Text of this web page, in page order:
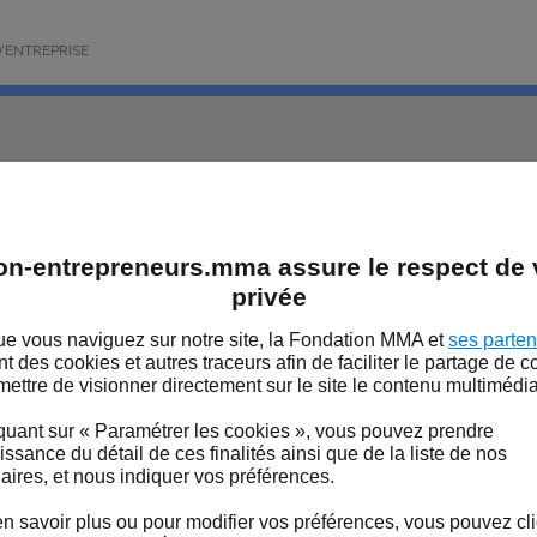
FONDATION MMA
DE LA FONDATION MMA
GESTION MANAGEMENT PORTRAIT RSE
VEILLE
M. AZAM P. BAUDIN M. BERNARD T. BLOCH A.
BOIVIN G.
C. CHÉTELAT G. COURTECUISSE T. DEBETS M.
entrepreneurs.mma assure le respect de
privée
vous naviguez sur notre site, la Fondation MMA etses
des cookies et autres traceurs afin de faciliter le partage de
de visionner directement sur le site le contenu
sur « Paramétrer les cookies », vous pouvez prendre
du détail de ces finalités ainsi que de la liste de nos
et nous indiquer vos préférences.
savoir plus ou pour modifier vos préférences, vous pouvez